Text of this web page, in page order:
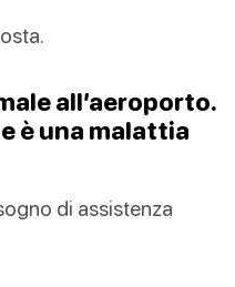
all’aeroporto.
è una malattia
di assistenza